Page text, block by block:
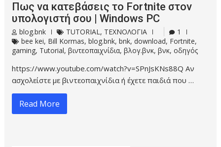
Πως να κατεβάσεις το Fortnite στον
υπολογιστή σου | Windows PC
blog.bnk TUTORIAL, ΤΕΧΝΟΛΟΓΙΑ
1
bee kei, Bill Kormas,blog.bnk,bnk,download, Fortnite,
gaming, Tutorial,βιντεοπαιχνίδια,βλογ.βνκ,βνκ,οδηγός
https://www.youtube.com/watch?v=SPnJsKNs88Q Αν
ασχολείστε με βιντεοπαιχνίδια ή έχετε παιδιά που …
Read More